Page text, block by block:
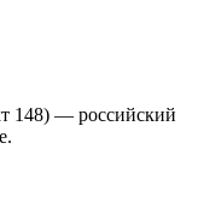
148) — российский